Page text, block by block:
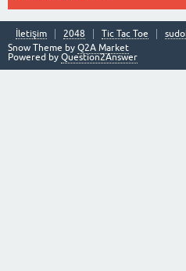
İletişim 2048 Tic Tac Toe
Snow Theme by Q2A Market
Powered by Question2Answer